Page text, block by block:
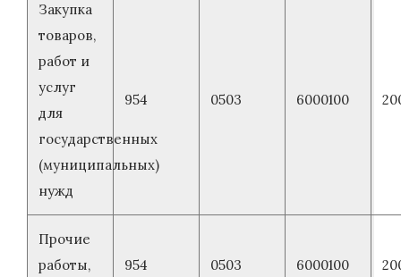
Закупка
товаров,
работ и
услуг
для
государственных
(муниципальных)
нужд
954 0503 6000100
Прочие
работы,
954 0503 6000100